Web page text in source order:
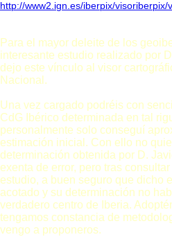
http://www2.ign.es/iberpix/visoriberpix/
Para el mayor deleite de los
interesante estudio realizado por
dejo este vínculo al visor
Nacional.
Una vez cargado podréis con
CdG Ibérico determinada en tal
personalmente solo conseguí
estimación inicial. Con ello no
determinación obtenida por D.
exenta de error, pero tras
estudio, a buen seguro que dicho
acotado y su determinación no
verdadero centro de Iberia.
tengamos constancia de
vengo a proponeros.